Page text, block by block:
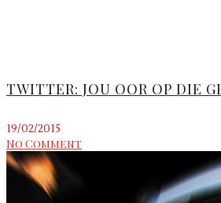
TWITTER: JOU OOR OP DIE
19/02/2015
No Comment